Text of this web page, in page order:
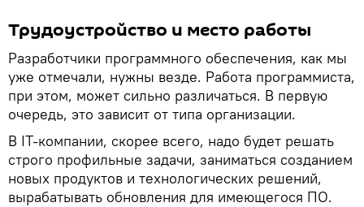
Трудоустройство и место работы
Разработчики программного обеспечения, как мы
уже отмечали, нужны везде. Работа программиста,
при этом, может сильно различаться. В первую
очередь, это зависит от типа организации.
В IT-компании, скорее всего, надо будет решать
строго профильные задачи, заниматься созданием
новых продуктов и технологических решений,
вырабатывать обновления для имеющегося ПО.